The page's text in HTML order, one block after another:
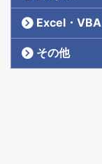
Excel・VBA
その他